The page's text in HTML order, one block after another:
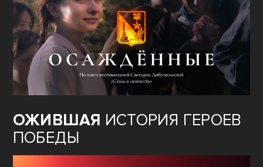
ОЖИВШАЯ ИСТОРИЯ ГЕРОЕВ
ПОБЕДЫ